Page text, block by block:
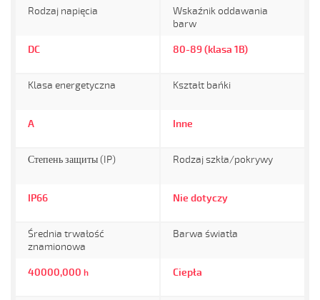
Rodzaj napięcia
DC
Wskaźnik oddawania
barw
80-89 (klasa 1B)
Klasa energetyczna
A
Kształt bańki
Inne
Степень защиты (IP)
IP66
Rodzaj szkła/pokrywy
Nie dotyczy
Średnia trwałość
znamionowa
40000,000 h
Barwa światła
Ciepła